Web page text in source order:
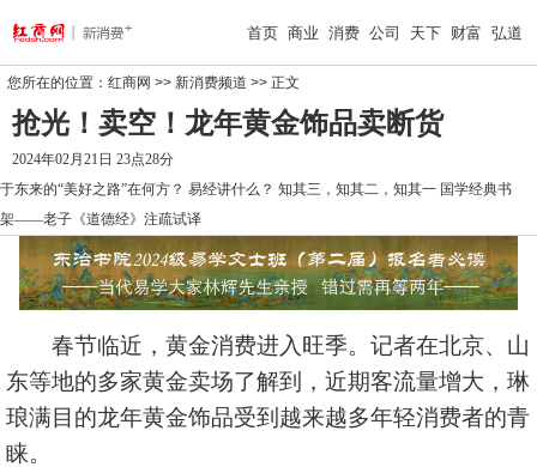
首页 商业 消费 公司 天下 财富 弘道
您所在的位置： 红商网 >> 新消费频道 >> 正文
抢光！卖空！龙年黄金饰品卖断货
2024年02月21日 23点28分
于东来的“美好之路”在何方？ 易经讲什么？ 知其三，知其二，知其一 国学经典书
架——老子《道德经》注疏试译
春节临近，黄金消费进入旺季。记者在北京、山
东等地的多家黄金卖场了解到，近期客流量增大，琳
琅满目的龙年黄金饰品受到越来越多年轻消费者的青
睐。